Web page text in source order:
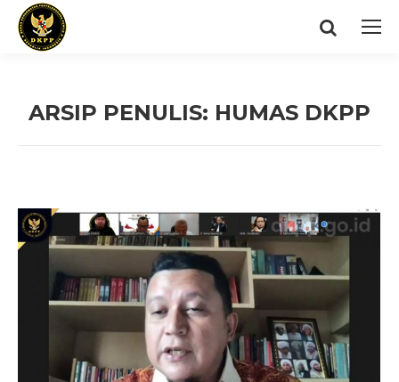
Search:
ARSIP PENULIS: HUMAS DKPP